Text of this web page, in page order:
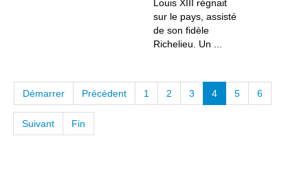
Louis XIII régnait
sur le pays, assisté
de son fidèle
Richelieu. Un ...
Démarrer Précédent 1 2 3 4 5 6
Suivant Fin